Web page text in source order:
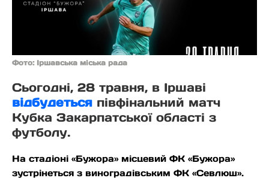
Фото: Іршавська міська рада
Сьогодні, 28 травня, в Іршаві
відбудеться півфінальний матч
Кубка Закарпатської області з
футболу.
На стадіоні «Бужора» місцевий ФК «Бужора»
зустрінеться з виноградівським ФК «Севлюш».